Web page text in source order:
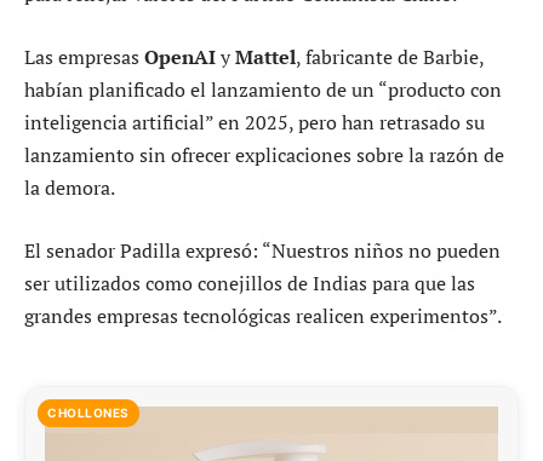
Las empresas OpenAIyMattel, fabricante de Barbie,
habían planificado el lanzamiento de un “producto con
inteligencia artificial” en 2025, pero han retrasado su
lanzamiento sin ofrecer explicaciones sobre la razón de
la demora.
El senador Padilla expresó: “Nuestros niños no pueden
ser utilizados como conejillos de Indias para que las
grandes empresas tecnológicas realicen experimentos”.
CHOLLONES